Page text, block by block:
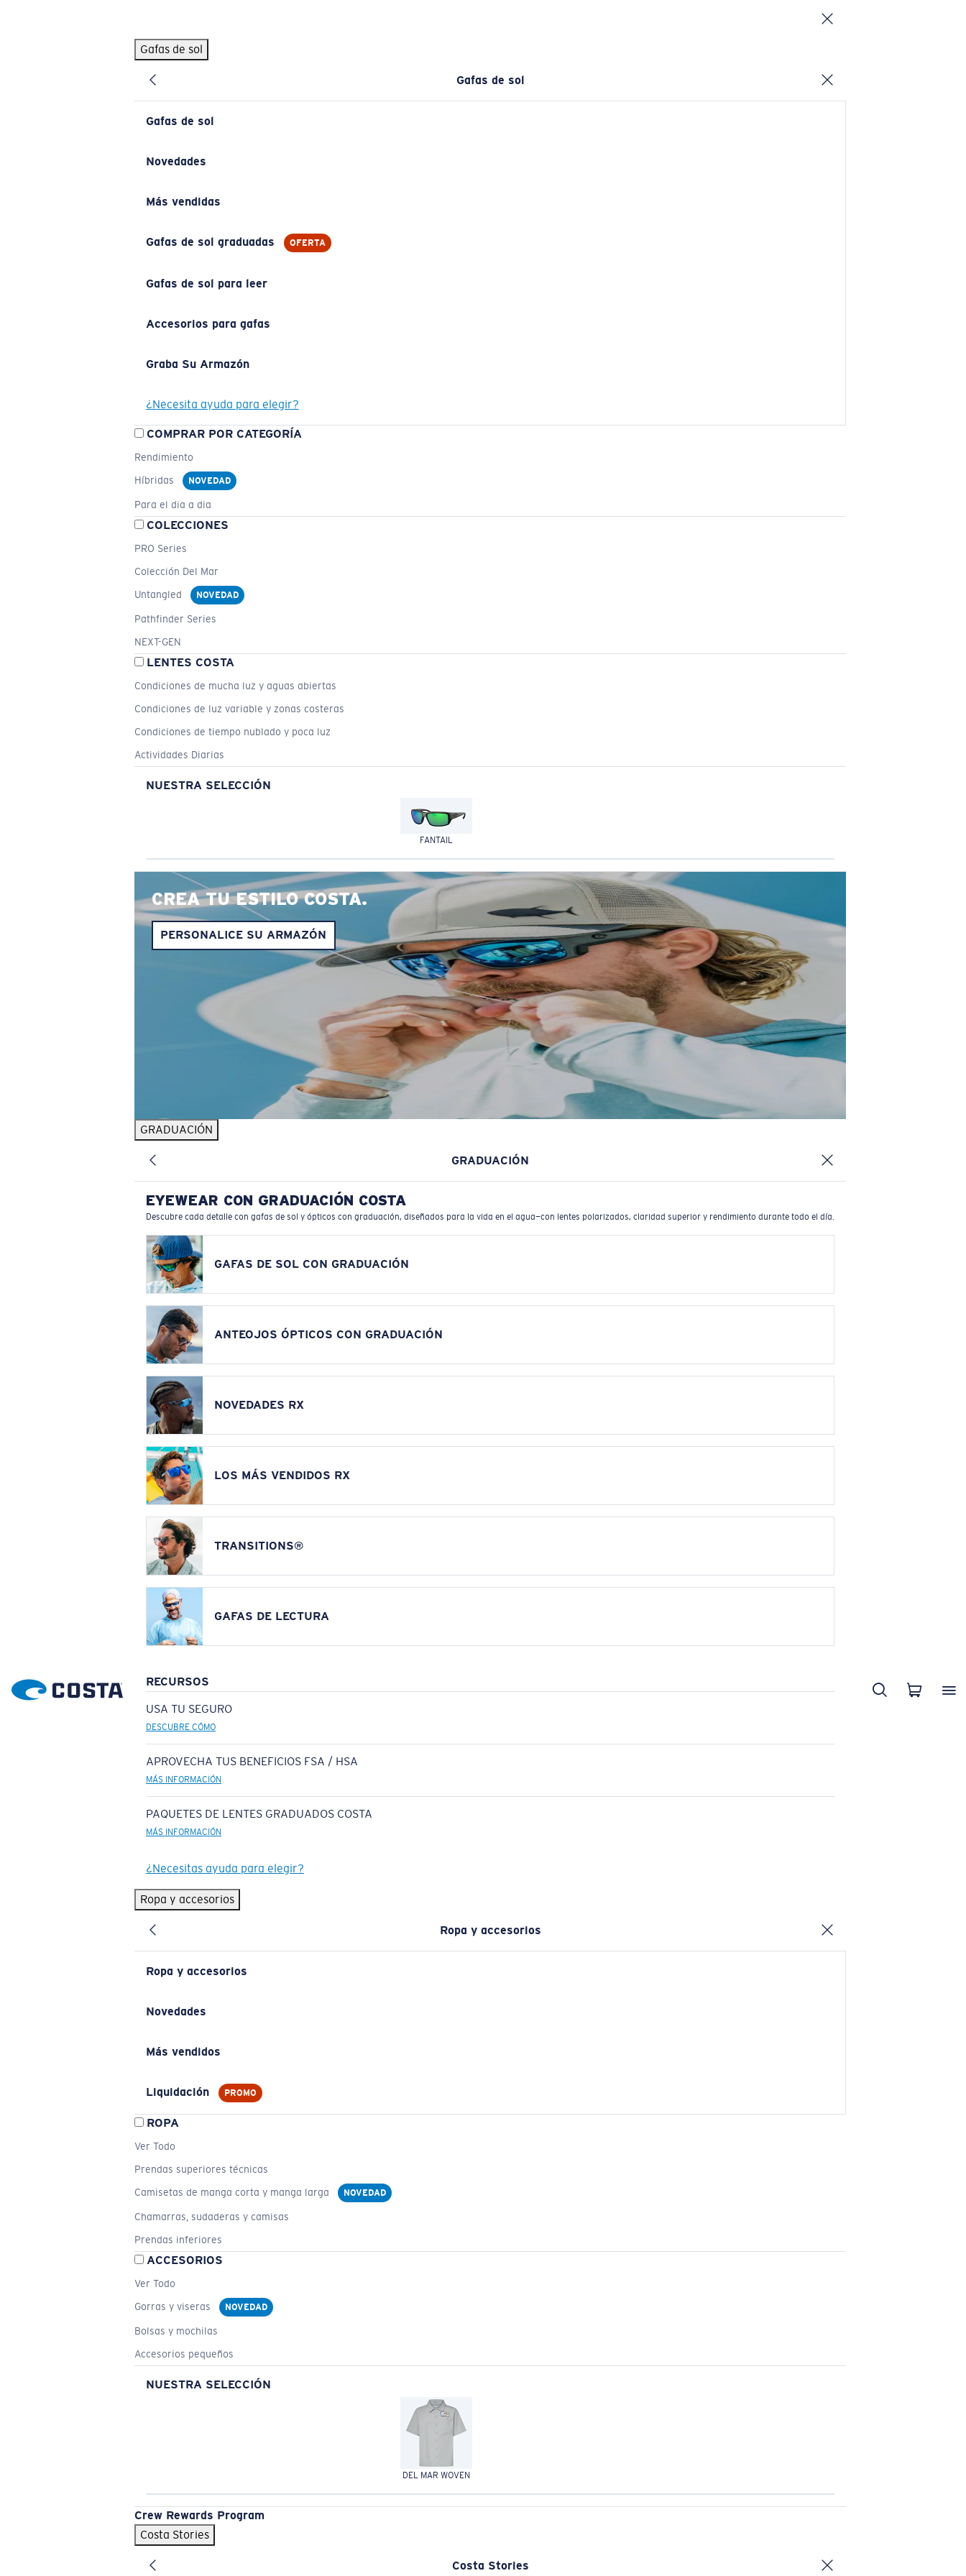
Gafas de sol
Gafas de sol
Gafas de sol
Novedades
Más vendidas
Gafas de sol graduadas OFERTA
Gafas de sol para leer
Accesorios para gafas
Graba Su Armazón
¿Necesita ayuda para elegir?
COMPRAR POR CATEGORÍA
Rendimiento
Híbridas
NOVEDAD
Para el dia a dia
COLECCIONES
PRO Series
Colección Del Mar
Untangled
NOVEDAD
Pathfinder Series
NEXT-GEN
LENTES COSTA
Condiciones de mucha luz y aguas abiertas
Condiciones de luz variable y zonas costeras
Condiciones de tiempo nublado y poca luz
Actividades Diarias
NUESTRA SELECCIÓN
FANTAIL
CREA TU ESTILO COSTA.
PERSONALICE SU ARMAZÓN
GRADUACIÓN
GRADUACIÓN
EYEWEAR CON GRADUACIÓN COSTA
Descubre cada detalle con gafas de sol y ópticos con graduación, diseñados para la vida en el agua—con lentes polarizados, claridad superior y rendimiento durante todo el día.
GAFAS DE SOL CON GRADUACIÓN
ANTEOJOS ÓPTICOS CON GRADUACIÓN
NOVEDADES RX
LOS MÁS VENDIDOS RX
TRANSITIONS®
GAFAS DE LECTURA
RECURSOS
USA TU SEGURO
DESCUBRE CÓMO
APROVECHA TUS BENEFICIOS FSA / HSA
MÁS INFORMACIÓN
PAQUETES DE LENTES GRADUADOS COSTA
MÁS INFORMACIÓN
¿Necesitas ayuda para elegir?
Ropa y accesorios
Ropa y accesorios
Ropa y accesorios
Novedades
Más vendidos
Liquidación PROMO
ROPA
Ver Todo
Prendas superiores técnicas
Camisetas de manga corta y manga larga
NOVEDAD
Chamarras, sudaderas y camisas
Prendas inferiores
ACCESORIOS
Ver Todo
Gorras y viseras
NOVEDAD
Bolsas y mochilas
Accesorios pequeños
NUESTRA SELECCIÓN
DEL MAR WOVEN
Crew Rewards Program
Costa Stories
Costa Stories
BÚSQUEDAS POPULARES
Pilothouse PRO Limited Edition Pack
Gafas de sol personalizadas
Los más vendidos de gafas de sol